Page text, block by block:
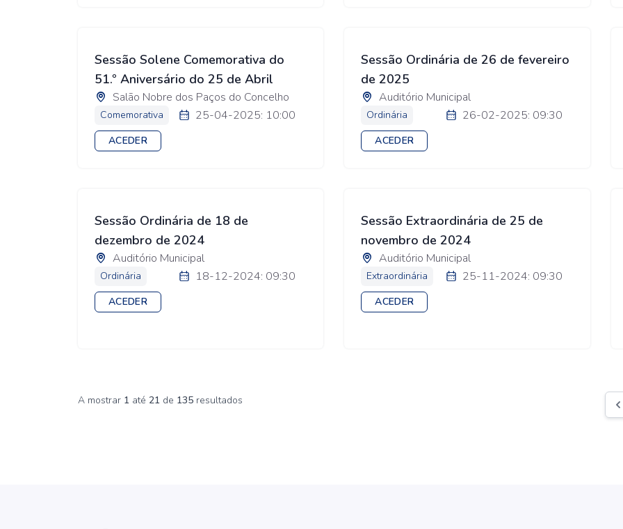
Sessão Solene Comemorativa do
51.º Aniversário do 25 de Abril
Salão Nobre dos Paços do Concelho
Comemorativa 25-04-2025: 10:00
ACEDER
Sessão Ordinária de 26 de fevereiro
de 2025
Auditório Municipal
Ordinária 26-02-2025: 09:30
ACEDER
Sessão Ordinária de 18 de
dezembro de 2024
Auditório Municipal
Ordinária 18-12-2024: 09:30
ACEDER
Sessão Extraordinária de 25 de
novembro de 2024
Auditório Municipal
Extraordinária 25-11-2024: 09:30
ACEDER
A mostrar 1 até 21 de 135 resultados